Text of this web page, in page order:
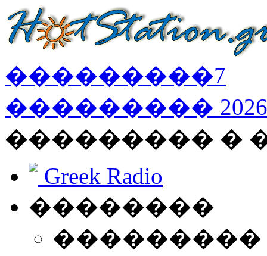
���������7
��������� 2026
��������� �
Greek Radio
��������